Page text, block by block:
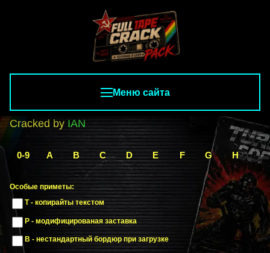
Меню сайта
Cracked by IAN
0-9 A B C D E F G H I
Особые приметы:
T - копирайты текстом
P - модифицированая заставка
B - нестандартный бордюр при загрузке